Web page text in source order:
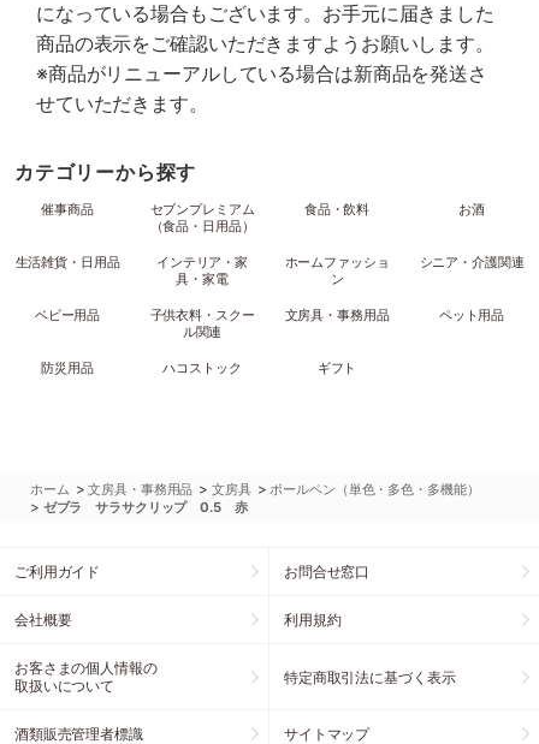
になっている場合もございます。お手元に届きました
商品の表示をご確認いただきますようお願いします。
※商品がリニューアルしている場合は新商品を発送さ
せていただきます。
カテゴリーから探す
催事商品
セブンプレミアム
（食品・日用品）
食品・飲料 お酒
生活雑貨・日用品
インテリア・家
具・家電
ホームファッショ
ン
シニア・介護関連
ベビー用品
子供衣料・スクー
ル関連
文房具・事務用品 ペット用品
防災用品 ハコストック ギフト
ホーム >文房具・事務用品 >文房具 >ボールペン（単色・多色・多機能）
> ゼブラ サラサクリップ 0.5 赤
ご利用ガイド お問合せ窓口
会社概要 利用規約
お客さまの個人情報の
取扱いについて
特定商取引法に基づく表示
酒類販売管理者標識 サイトマップ